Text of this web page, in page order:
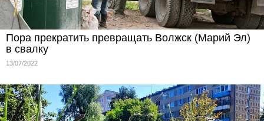
Пора прекратить превращать Волжск (Марий Эл)
в свалку
13/07/2022